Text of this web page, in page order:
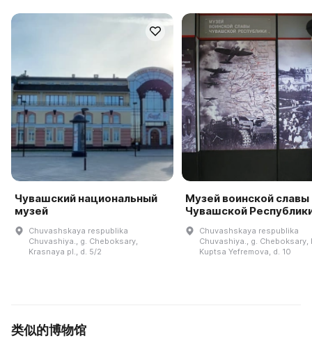
Чувашский национальный
музей
Chuvashskaya respublika
Chuvashiya., g. Cheboksary,
Krasnaya pl., d. 5/2
Музей воинской славы
Чувашской
Chuvashskaya respublika
Chuvashiya., g. Cheboksary,
Kuptsa Yefremova, d. 10
类似的博物馆